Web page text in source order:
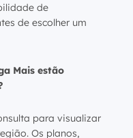
de
de escolher um
Mais estão
para visualizar
Os planos,